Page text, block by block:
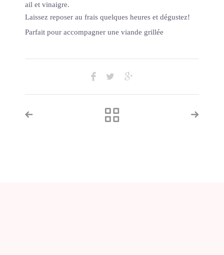
ail et vinaigre.
Laissez reposer au frais quelques heures et dégustez!
Parfait pour accompagner une viande grillée